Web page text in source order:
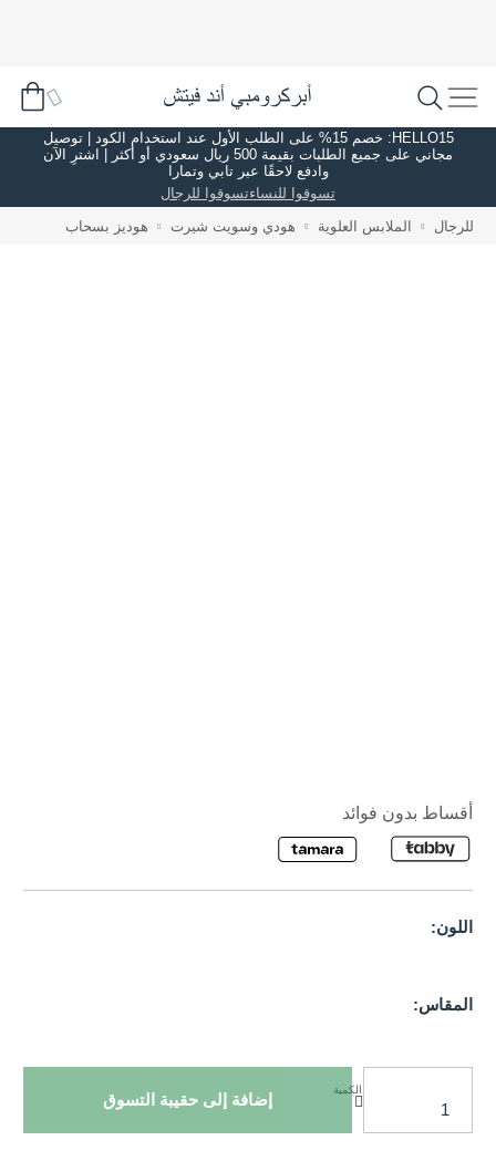
HELLO15: خصم 15% على الطلب الأول عند استخدام الكود | توصيل
مجاني على جميع الطلبات بقيمة 500 ريال سعودي أو أكثر | اشترِ الآن
وادفع لاحقًا عبر تابي وتمارا
تسوقوا للنساءتسوقوا للرجال
للرجال الملابس العلوية هودي وسويت شيرت هوديز بسحاب
أقساط بدون فوائد
اللون:
المقاس:
الكمية
إضافة إلى حقيبة التسوق